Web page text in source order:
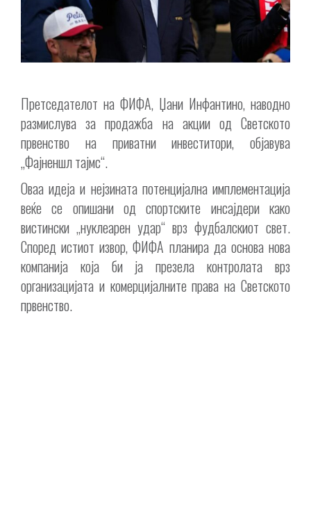
Претседателот на ФИФА, Џани Инфантино, наводно
размислува за продажба на акции од Светското
првенство на приватни инвеститори, објавува
„Фајненшл тајмс“.
Оваа идеја и нејзината потенцијална имплементација
веќе се опишани од спортските инсајдери како
вистински „нуклеарен удар“ врз фудбалскиот свет.
Според истиот извор, ФИФА планира да основа нова
компанија која би ја презела контролата врз
организацијата и комерцијалните права на Светското
првенство.